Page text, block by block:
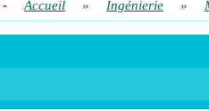
Hauteur du liquide compte
- Accueil » Ingénierie »